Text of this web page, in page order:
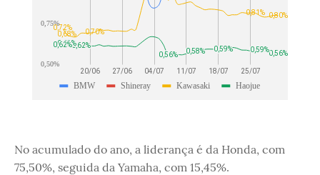
No acumulado do ano, a liderança é da Honda, com
75,50%, seguida da Yamaha, com 15,45%.